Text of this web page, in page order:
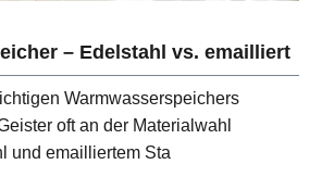
– Edelstahl vs. emailliert
Warmwasserspeichers
oft an der Materialwahl
und emailliertem Sta